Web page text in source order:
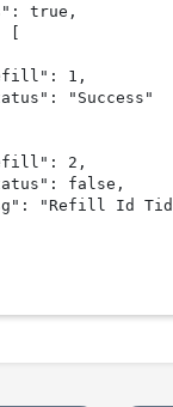
true,
1,
"Success"
2,
false,
"Refill Id